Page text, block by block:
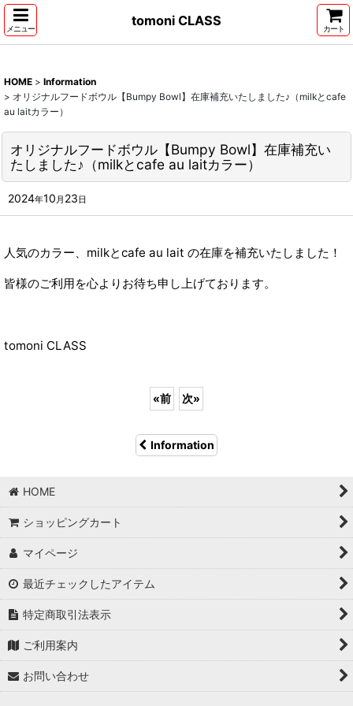
メニュー
tomoni CLASS
カート
HOME > Information
> オリジナルフードボウル【Bumpy Bowl】在庫補充いたしました♪（milkとcafe
au laitカラー）
オリジナルフードボウル【Bumpy Bowl】在庫補充い
たしました♪（milkとcafe au laitカラー）
2024年10 月 23日
人気のカラー、milkとcafe au lait の在庫を補充いたしました！
皆様のご利用を心よりお待ち申し上げております。
tomoni CLASS
«前 次»
Information
HOME
ショッピングカート
マイページ
最近チェックしたアイテム
特定商取引法表示
ご利用案内
お問い合わせ